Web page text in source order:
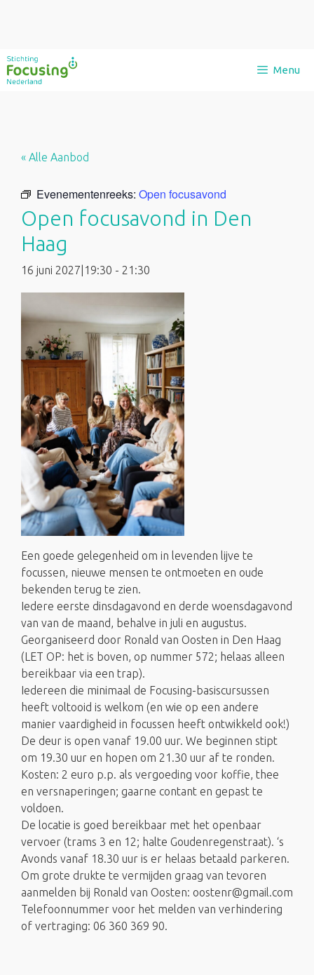
Ga
naar
Menu
« Alle Aanbod
Evenementenreeks: Open focusavond
Open focusavond in Den
Haag
16 juni 2027|19:30 - 21:30
Een goede gelegenheid om in levenden lijve te
focussen, nieuwe mensen te ontmoeten en oude
bekenden terug te zien.
Iedere eerste dinsdagavond en derde woensdagavond
van van de maand, behalve in juli en augustus.
Georganiseerd door Ronald van Oosten in Den Haag
(LET OP: het is boven, op nummer 572; helaas alleen
bereikbaar via een trap).
Iedereen die minimaal de Focusing-basiscursussen
heeft voltooid is welkom (en wie op een andere
manier vaardigheid in focussen heeft ontwikkeld ook!)
De deur is open vanaf 19.00 uur. We beginnen stipt
om 19.30 uur en hopen om 21.30 uur af te ronden.
Kosten: 2 euro p.p. als vergoeding voor koffie, thee
en versnaperingen; gaarne contant en gepast te
voldoen.
De locatie is goed bereikbaar met het openbaar
vervoer (trams 3 en 12; halte Goudenregenstraat). ‘s
Avonds vanaf 18.30 uur is er helaas betaald parkeren.
Om grote drukte te vermijden graag van tevoren
aanmelden bij Ronald van Oosten: oostenr@gmail.com
Telefoonnummer voor het melden van verhindering
of vertraging: 06 360 369 90.